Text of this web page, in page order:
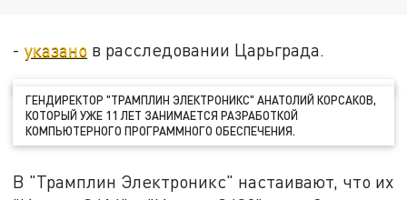
-указано в расследовании Царьграда.
ГЕНДИРЕКТОР "ТРАМПЛИН ЭЛЕКТРОНИКС" АНАТОЛИЙ КОРСАКОВ,
КОТОРЫЙ УЖЕ 11 ЛЕТ ЗАНИМАЕТСЯ РАЗРАБОТКОЙ
КОМПЬЮТЕРНОГО ПРОГРАММНОГО ОБЕСПЕЧЕНИЯ.
В "Трамплин Электроникс" настаивают, что их